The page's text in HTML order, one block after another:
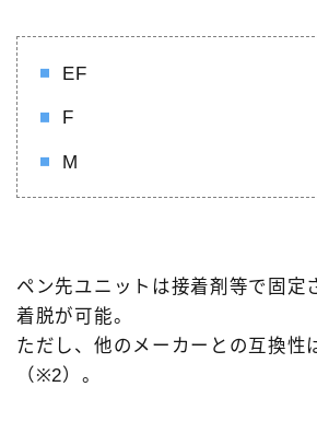
EF
F
M
ペン先ユニットは接着剤等で固定
着脱が可能。
ただし、他のメーカーとの互換性
（※2）。